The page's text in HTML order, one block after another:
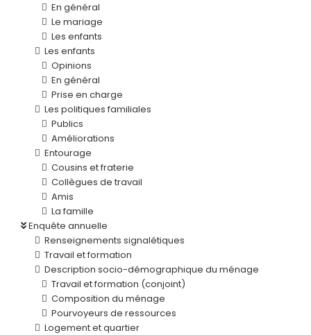
En général
Le mariage
Les enfants
Les enfants
Opinions
En général
Prise en charge
Les politiques familiales
Publics
Améliorations
Entourage
Cousins et fraterie
Collègues de travail
Amis
La famille
Enquête annuelle
Renseignements signalétiques
Travail et formation
Description socio-démographique du ménage
Travail et formation (conjoint)
Composition du ménage
Pourvoyeurs de ressources
Logement et quartier